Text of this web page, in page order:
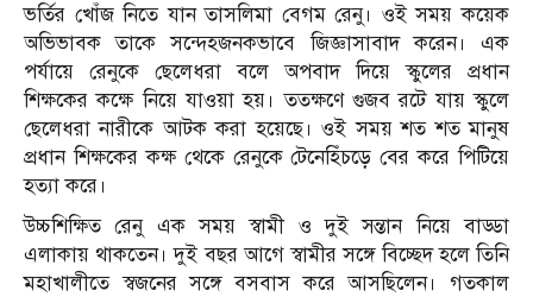
ভর্তির খোঁজ নিতে যান তাসলিমা বেগম রেনু। ওই সময় কয়েক
অভিভাবক তাকে সন্দেহজনকভাবে জিজ্ঞাসাবাদ করেন। এক
পর্যায়ে রেনুকে ছেলেধরা বলে অপবাদ দিয়ে স্কুলের প্রধান
শিক্ষকের কক্ষে নিয়ে যাওয়া হয়। ততক্ষণে গুজব রটে যায় স্কুলে
ছেলেধরা নারীকে আটক করা হয়েছে। ওই সময় শত শত মানুষ
প্রধান শিক্ষকের কক্ষ থেকে রেনুকে টেনেহিঁচড়ে বের করে পিটিয়ে
হত্যা করে।
উচ্চশিক্ষিত রেনু এক সময় স্বামী ও দুই সন্তান নিয়ে বাড্ডা
এলাকায় থাকতেন। দুই বছর আগে স্বামীর সঙ্গে বিচ্ছেদ হলে তিনি
মহাখালীতে স্বজনের সঙ্গে বসবাস করে আসছিলেন। গতকাল